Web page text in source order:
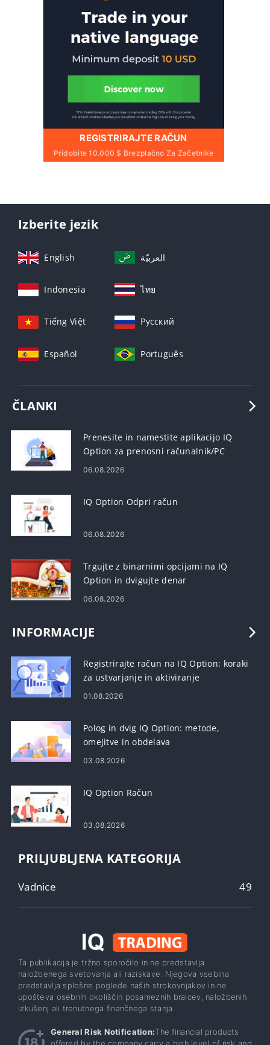
REGISTRIRAJTE RAČUN
Pridobite 10.000 $ Brezplačno Za Začetnike
Izberite jezik
English العربيّة
Indonesia ไทย
Tiếng Việt Русский
Español Português
ČLANKI
Prenesite in namestite aplikacijo IQ
Option za prenosni računalnik/PC
(Windows, macOS)
06.08.2026
IQ Option Odpri račun
06.08.2026
Trgujte z binarnimi opcijami na IQ
Option in dvigujte denar
06.08.2026
INFORMACIJE
Registrirajte račun na IQ Option: koraki
za ustvarjanje in aktiviranje
01.08.2026
Polog in dvig IQ Option: metode,
omejitve in obdelava
03.08.2026
IQ Option Račun
03.08.2026
PRILJUBLJENA KATEGORIJA
Vadnice 49
Ta publikacija je tržno sporočilo in ne predstavlja
naložbenega svetovanja ali raziskave. Njegova vsebina
predstavlja splošne poglede naših strokovnjakov in ne
upošteva osebnih okoliščin posameznih bralcev, naložbenih
izkušenj ali trenutnega finančnega stanja.
General Risk Notification:The financial products
offered by the company carry a high level of risk and